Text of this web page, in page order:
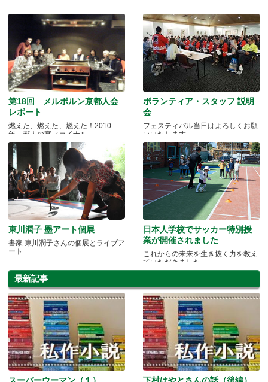
世界へ「よさこい」を発信していき
たい。
第18回 メルボルン京都人会
レポート
燃えた、燃えた、燃えた！2010
年、都人の宴ファイナル。
ボランティア・スタッフ 説明
会
フェスティバル当日はよろしくお願
いいたします
東川潤子 墨アート個展
書家 東川潤子さんの個展とライブア
ート
日本人学校でサッカー特別授
業が開催されました
これからの未来を生き抜く力を教え
ていただきました
最新記事
スーパーウーマン（１） 下村はやとさんの話（後編）